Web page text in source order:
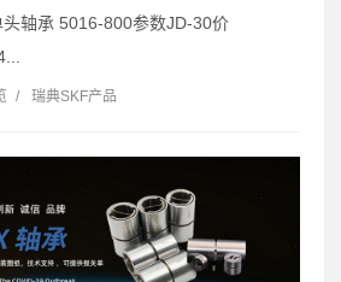
轴承 5016-800参数JD-30价
/ 瑞典SKF产品